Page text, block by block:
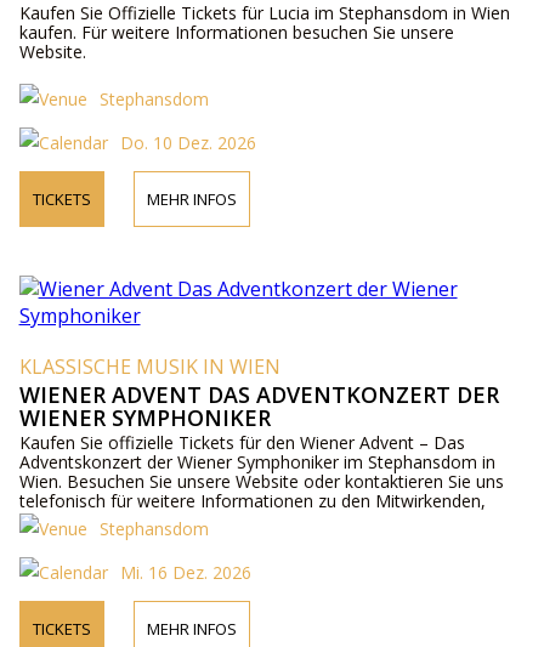
Kaufen Sie Offizielle Tickets für Lucia im Stephansdom in Wien
kaufen. Für weitere Informationen besuchen Sie unsere
Website.
Stephansdom
Do. 10 Dez. 2026
TICKETS MEHR INFOS
KLASSISCHE MUSIK IN WIEN
WIENER ADVENT DAS ADVENTKONZERT DER
WIENER SYMPHONIKER
Kaufen Sie offizielle Tickets für den Wiener Advent – Das
Adventskonzert der Wiener Symphoniker im Stephansdom in
Wien. Besuchen Sie unsere Website oder kontaktieren Sie uns
telefonisch für weitere Informationen zu den Mitwirkenden,
Programmdetails und Ticketpreisen.
Stephansdom
Mi. 16 Dez. 2026
TICKETS MEHR INFOS